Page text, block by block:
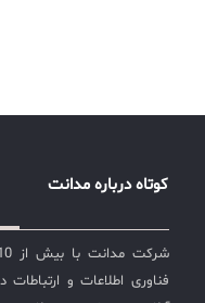
کوتاه درباره مدانت